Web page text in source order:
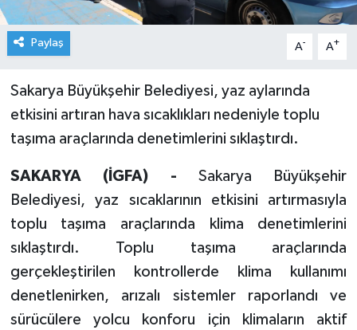
Paylaş A- A+
Sakarya Büyükşehir Belediyesi, yaz aylarında
etkisini artıran hava sıcaklıkları nedeniyle toplu
taşıma araçlarında denetimlerini sıklaştırdı.
SAKARYA (İGFA) - Sakarya Büyükşehir
Belediyesi, yaz sıcaklarının etkisini artırmasıyla
toplu taşıma araçlarında klima denetimlerini
sıklaştırdı. Toplu taşıma araçlarında
gerçekleştirilen kontrollerde klima kullanımı
denetlenirken, arızalı sistemler raporlandı ve
sürücülere yolcu konforu için klimaların aktif